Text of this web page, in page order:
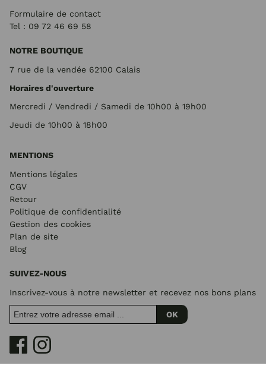
Formulaire de contact
Tel : 09 72 46 69 58
NOTRE BOUTIQUE
7 rue de la vendée 62100 Calais
Horaires d'ouverture
Mercredi / Vendredi / Samedi de 10h00 à 19h00
Jeudi de 10h00 à 18h00
MENTIONS
Mentions légales
CGV
Retour
Politique de confidentialité
Gestion des cookies
Plan de site
Blog
SUIVEZ-NOUS
Inscrivez-vous à notre newsletter et recevez nos bons plans
OK